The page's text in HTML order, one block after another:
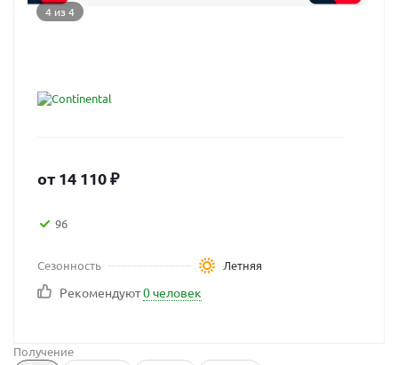
4 из 4
от 14 110₽
96
Сезонность Летняя
Рекомендуют0 человек
Получение